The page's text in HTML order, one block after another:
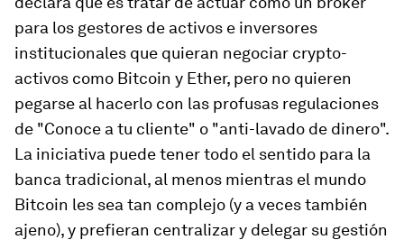
para los gestores de activos e inversores
institucionales que quieran negociar crypto-
activos como Bitcoin y Ether, pero no quieren
pegarse al hacerlo con las profusas regulaciones
de "Conoce a tu cliente" o "anti-lavado de dinero".
La iniciativa puede tener todo el sentido para la
banca tradicional, al menos mientras el mundo
Bitcoin les sea tan complejo (y a veces también
ajeno), y prefieran centralizar y delegar su gestión